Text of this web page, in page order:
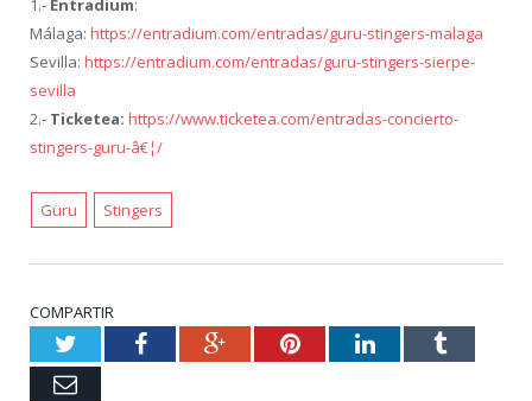
1.- Entradium:
Málaga: https://entradium.com/entradas/guru-stingers-malaga
Sevilla: https://entradium.com/entradas/guru-stingers-sierpe-
sevilla
2.- Ticketea: https://www.ticketea.com/entradas-concierto-
stingers-guru-â€¦/
Güru Stingers
COMPARTIR
TwitterFacebookGoogle+PinterestLinkedInTumblr
Email